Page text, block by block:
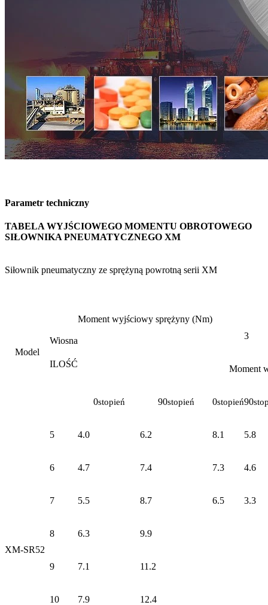
Parametr techniczny
TABELA WYJŚCIOWEGO MOMENTU OBROTOWEGO
SIŁOWNIKA PNEUMATYCZNEGO XM
Siłownik pneumatyczny ze sprężyną powrotną serii XM
Model
Wiosna
ILOŚĆ
Moment wyjściowy sprężyny (Nm)
3
Moment
0stopień 90stopień 0stopień90
XM-SR52
5 4.0 6.2 8.1 5.8
6 4.7 7.4 7.3 4.6
7 5.5 8.7 6.5 3.3
8 6.3 9.9
9 7.1 11.2
10 7.9 12.4